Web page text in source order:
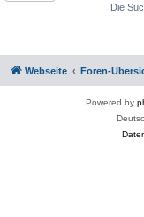
Die
Webseite Foren-
Powered by